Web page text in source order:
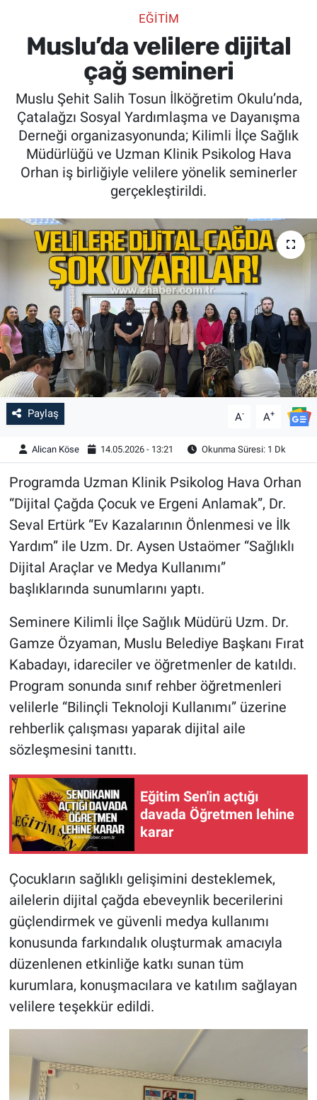
EĞİTİM
Muslu’da velilere dijital
çağ semineri
Muslu Şehit Salih Tosun İlköğretim Okulu’nda,
Çatalağzı Sosyal Yardımlaşma ve Dayanışma
Derneği organizasyonunda; Kilimli İlçe Sağlık
Müdürlüğü ve Uzman Klinik Psikolog Hava
Orhan iş birliğiyle velilere yönelik seminerler
gerçekleştirildi.
Paylaş A- A+
Alican Köse 14.05.2026 - 13:21 Okunma Süresi: 1 Dk
Programda Uzman Klinik Psikolog Hava Orhan
“Dijital Çağda Çocuk ve Ergeni Anlamak”, Dr.
Seval Ertürk “Ev Kazalarının Önlenmesi ve İlk
Yardım” ile Uzm. Dr. Aysen Ustaömer “Sağlıklı
Dijital Araçlar ve Medya Kullanımı”
başlıklarında sunumlarını yaptı.
Seminere Kilimli İlçe Sağlık Müdürü Uzm. Dr.
Gamze Özyaman, Muslu Belediye Başkanı Fırat
Kabadayı, idareciler ve öğretmenler de katıldı.
Program sonunda sınıf rehber öğretmenleri
velilerle “Bilinçli Teknoloji Kullanımı” üzerine
rehberlik çalışması yaparak dijital aile
sözleşmesini tanıttı.
Eğitim Sen'in açtığı
davada Öğretmen lehine
karar
Çocukların sağlıklı gelişimini desteklemek,
ailelerin dijital çağda ebeveynlik becerilerini
güçlendirmek ve güvenli medya kullanımı
konusunda farkındalık oluşturmak amacıyla
düzenlenen etkinliğe katkı sunan tüm
kurumlara, konuşmacılara ve katılım sağlayan
velilere teşekkür edildi.
SAĞLIK